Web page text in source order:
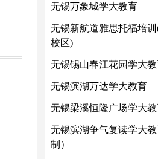
无锡万象城学大教育
无锡新航道雅思托福培
校区)
无锡锡山春江花园学大
无锡滨湖万达学大教育
无锡梁溪恒隆广场学大
无锡滨湖争气复读学大教
制）